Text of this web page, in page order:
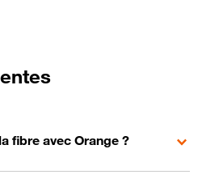
fibre avec Orange ?